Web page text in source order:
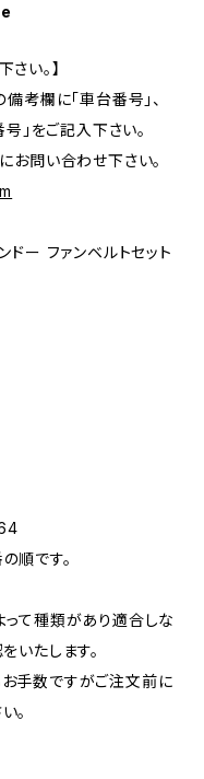
い。】
考欄に「車台番号」、
号」をご記入下さい。
お問い合わせ下さい。
ドー ファンベルトセット
です。
って種類があり適合しな
いたします。
手数ですがご注文前に
。